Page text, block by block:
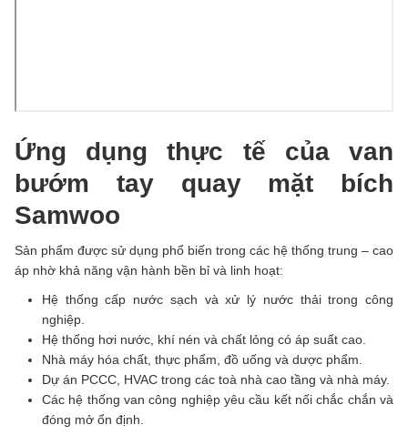
Ứng dụng thực tế của van
bướm tay quay mặt bích
Samwoo
Sản phẩm được sử dụng phổ biến trong các hệ thống trung – cao
áp nhờ khả năng vận hành bền bỉ và linh hoạt:
Hệ thống cấp nước sạch và xử lý nước thải trong công
nghiệp.
Hệ thống hơi nước, khí nén và chất lỏng có áp suất cao.
Nhà máy hóa chất, thực phẩm, đồ uống và dược phẩm.
Dự án PCCC, HVAC trong các toà nhà cao tầng và nhà máy.
Các hệ thống van công nghiệp yêu cầu kết nối chắc chắn và
đóng mở ổn định.